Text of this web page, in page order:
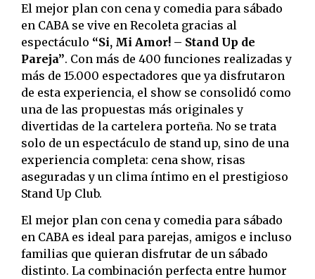
El mejor plan con cena y comedia para sábado
en CABA se vive en Recoleta gracias al
espectáculo “Si, Mi Amor! – Stand Up de
Pareja”. Con más de 400 funciones realizadas y
más de 15.000 espectadores que ya disfrutaron
de esta experiencia, el show se consolidó como
una de las propuestas más originales y
divertidas de la cartelera porteña. No se trata
solo de un espectáculo de stand up, sino de una
experiencia completa: cena show, risas
aseguradas y un clima íntimo en el prestigioso
Stand Up Club.
El mejor plan con cena y comedia para sábado
en CABA es ideal para parejas, amigos e incluso
familias que quieran disfrutar de un sábado
distinto. La combinación perfecta entre humor